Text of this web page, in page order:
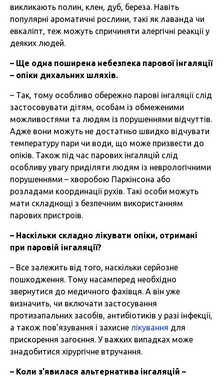
викликають полин, клен, дуб, береза. Навіть
популярні ароматичні рослини, такі як лаванда чи
евкаліпт, теж можуть спричиняти алергічні реакції у
деяких людей.
– Ще одна поширена небезпека парової інгаляції
– опіки дихальних шляхів.
– Так, тому особливо обережно парові інгаляції слід
застосовувати дітям, особам із обмеженими
можливостями та людям із порушеннями відчуттів.
Адже вони можуть не достатньо швидко відчувати
температуру пари чи води, що може призвести до
опіків. Також під час парових інгаляцій слід
особливу увагу приділяти людям із неврологічними
порушеннями – хворобою Паркінсона або
розладами координації рухів. Такі особи можуть
мати складнощі з безпечним використанням
парових пристроїв.
– Наскільки складно лікувати опіки, отримані
при паровій інгаляції?
– Все залежить від того, наскільки серйозне
пошкодження. Тому насамперед необхідно
звернутися до медичного фахівця. А він уже
визначить, чи включати застосування
протизапальних засобів, антибіотиків у разі інфекції,
а також пов’язування і захисне лікування для
прискорення загоєння. У важких випадках може
знадобитися хірургічне втручання.
– Коли з’явилася альтернатива інгаляцій –